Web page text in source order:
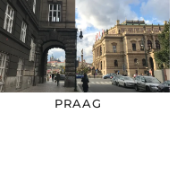
PRAAG